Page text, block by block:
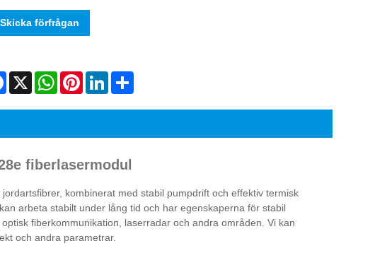
Skicka förfrågan
Facebook
X WhatsAppPinterestLinkedInShare
fiberlasermodul
kombinerat med stabil pumpdrift och effektiv termisk
arbeta stabilt under lång tid och har egenskaperna för stabil
fiberkommunikation, laserradar och andra områden. Vi kan
och andra parametrar.